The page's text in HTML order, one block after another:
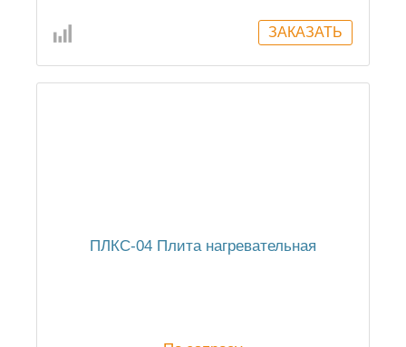
ПЛКС-04 Плита нагревательная